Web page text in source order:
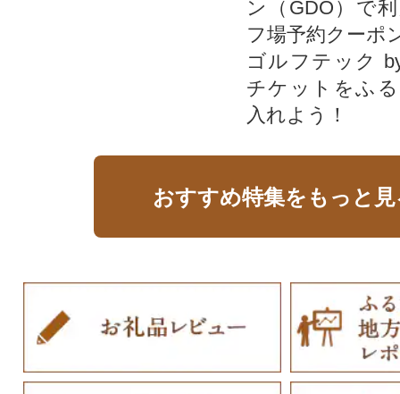
ン（GDO）で
フ場予約クーポ
ゴルフテック
チケットをふ
入れよう！
おすすめ特集をもっと